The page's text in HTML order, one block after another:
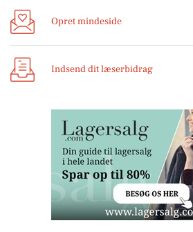
Opret mindeside
Indsend dit læserbidrag